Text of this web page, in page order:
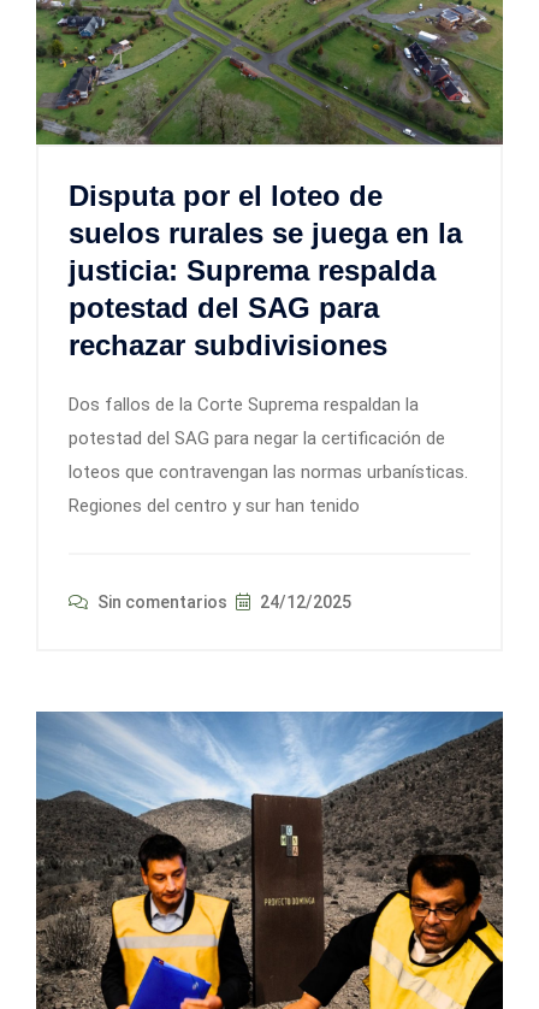
Disputa por el loteo de
suelos rurales se juega en la
justicia: Suprema respalda
potestad del SAG para
rechazar subdivisiones
Dos fallos de la Corte Suprema respaldan la
potestad del SAG para negar la certificación de
loteos que contravengan las normas urbanísticas.
Regiones del centro y sur han tenido
Sin comentarios 24/12/2025